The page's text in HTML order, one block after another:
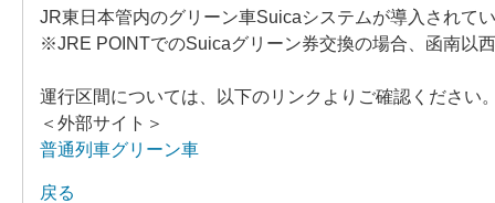
JR東日本管内のグリーン車Suicaシステムが導入されて
※JRE POINTでのSuicaグリーン券交換の場合、函南以
運行区間については、以下のリンクよりご確認ください
＜外部サイト＞
普通列車グリーン車
戻る